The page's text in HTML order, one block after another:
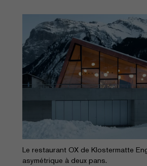
Le restaurant OX de Klostermatte
asymétrique à deux pans.